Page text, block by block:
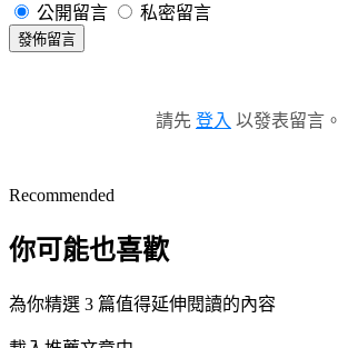
公開留言 私密留言
發佈留言
請先 登入 以發表留言。
Recommended
你可能也喜歡
為你精選 3 篇值得延伸閱讀的內容